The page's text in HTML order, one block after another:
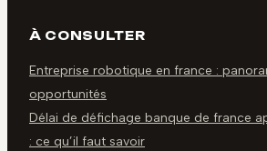
À CONSULTER
Entreprise robotique en france :
opportunités
Délai de défichage banque de france
: ce qu’il faut savoir